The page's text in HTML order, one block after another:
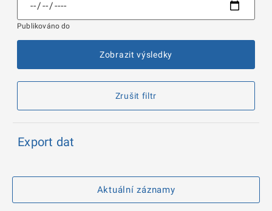
Publikováno do
Zobrazit výsledky
Zrušit filtr
Export dat
Aktuální záznamy